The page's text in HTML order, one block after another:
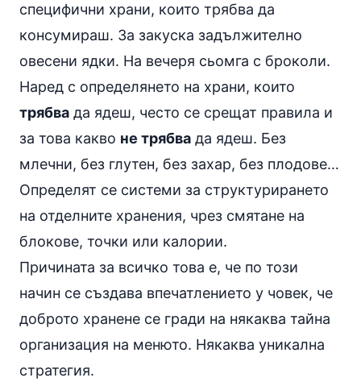
специфични храни, които трябва да
консумираш. За закуска задължително
овесени ядки. На вечеря сьомга с броколи.
Наред с определянето на храни, които
трябва да ядеш, често се срещат правила и
за това какво не трябва да ядеш. Без
млечни, без глутен, без захар, без плодове…
Определят се системи за структурирането
на отделните хранения, чрез смятане на
блокове, точки или калории.
Причината за всичко това е, че по този
начин се създава впечатлението у човек, че
доброто хранене се гради на някаква тайна
организация на менюто. Някаква уникална
стратегия.